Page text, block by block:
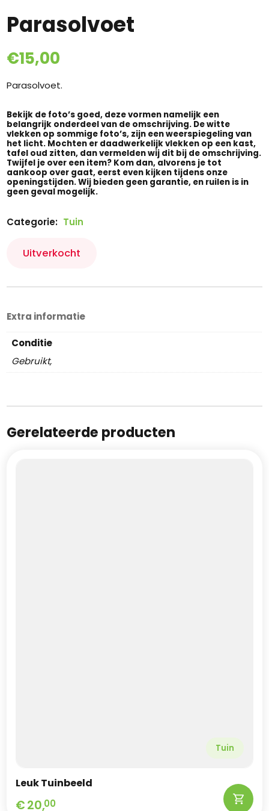
Parasolvoet
€15,00
Parasolvoet.
Bekijk de foto’s goed, deze vormen namelijk een
belangrijk onderdeel van de omschrijving. De witte
vlekken op sommige foto’s, zijn een weerspiegeling van
het licht. Mochten er daadwerkelijk vlekken op een kast,
tafel oud zitten, dan vermelden wij dit bij de omschrijving.
Twijfel je over een item? Kom dan, alvorens je tot
aankoop over gaat, eerst even kijken tijdens onze
openingstijden. Wij bieden geen garantie, en ruilen is in
geen geval mogelijk.
Uitverkocht
Categorie: Tuin
Extra informatie
Conditie
Gebruikt,
Gerelateerde producten
Tuin
Leuk Tuinbeeld
€20,00